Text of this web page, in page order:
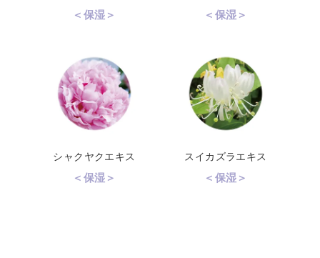
＜保湿＞ ＜保湿＞
シャクヤクエキス
＜保湿＞
スイカズラエキス
＜保湿＞